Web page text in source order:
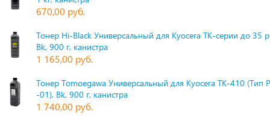
670,00 руб.
Тонер Hi-Black Универсальный для Kyocera TK-серии до 35
Bk, 900 г, канистра
1 165,00 руб.
Тонер Tomoegawa Универсальный для Kyocera TK-410 (Тип
-01), Bk, 900 г, канистра
1 740,00 руб.